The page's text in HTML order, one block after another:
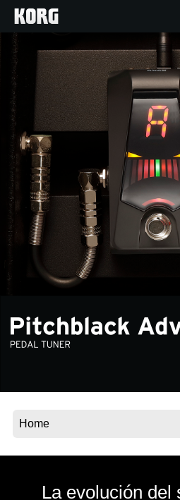
Inicio
Productos
Características
Eventos
Soporte
Localizador de Tiendas
Noticias
La evolución del